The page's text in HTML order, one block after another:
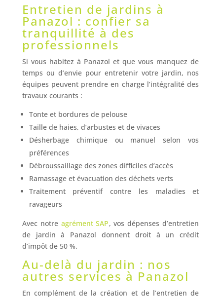
Entretien de jardins à
Panazol : confier sa
tranquillité à des
professionnels
Si vous habitez à Panazol et que vous manquez de
temps ou d’envie pour entretenir votre jardin, nos
équipes peuvent prendre en charge l’intégralité des
travaux courants :
Tonte et bordures de pelouse
Taille de haies, d’arbustes et de vivaces
Désherbage chimique ou manuel selon vos
préférences
Débroussaillage des zones difficiles d’accès
Ramassage et évacuation des déchets verts
Traitement préventif contre les maladies et
ravageurs
Avec notre agrément SAP, vos dépenses d’entretien
de jardin à Panazol donnent droit à un crédit
d’impôt de 50 %.
Au-delà du jardin : nos
autres services à Panazol
En complément de la création et de l’entretien de